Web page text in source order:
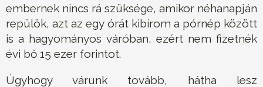
embernek nincs rá szüksége, amikor néhanapján
repülök, azt az egy órát kibírom a pórnép között
is a hagyományos váróban, ezért nem fizetnék
évi bő 15 ezer forintot.
Úgyhogy várunk tovább, hátha lesz